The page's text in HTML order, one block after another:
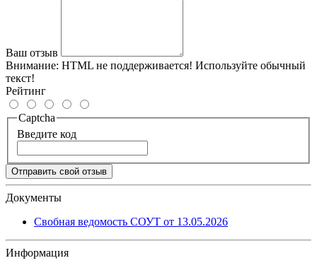
Ваш отзыв
Внимание: HTML не поддерживается! Используйте обычный
текст!
Рейтинг
Captcha
Введите код
Отправить свой отзыв
Документы
Свобная ведомость СОУТ от 13.05.2026
Информация